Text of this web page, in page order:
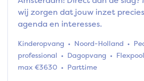
wij zorgen dat jouw inzet
agenda en interesses.
Kinderopvang Noord-Holland
professional
Dagopvang Flexpool
max €3630
Parttime